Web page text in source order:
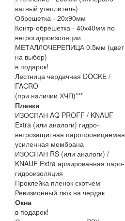
ватный утеплитель)
Обрешетка - 20х90мм
Контр-обрешетка - 40х40мм по
ветрогидроизоляции
МЕТАЛЛОЧЕРЕПИЦА 0.5мм (цвет
на выбор)
в подарок!
Лестница чердачная DÖCKE /
FACRO
(при наличии ХЧП)***
Пленки
ИЗОСПАН AQ PROFF / KNAUF
Extra (или аналоги) гидро-
ветрозащитная паропроницаемая
усиленная мембрана
ИЗОСПАН RS (или аналоги) /
KNAUF Extra армированная паро-
гидроизоляция
Проклейка пленок скотчем
Ревизионный люк на чердак
Окна
в подарок!